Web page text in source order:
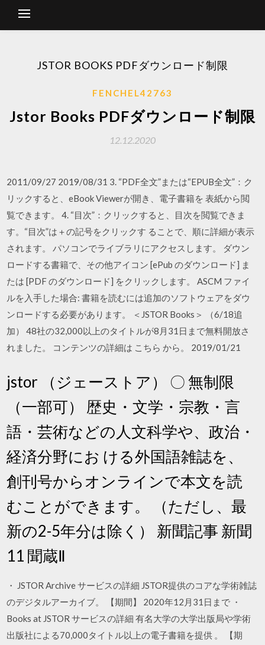
JSTOR BOOKS PDFダウンロード制限
FENCHEL42763
Jstor Books PDFダウンロード制限
12.12.2020
2011/09/27 2019/08/31 3. “PDF全文”または“EPUB全文”：ク
リックすると、eBook Viewerが開き、電子書籍を 表紙から閲
覧できます。 4. “目次”：クリックすると、目次を閲覧できま
す。“目次”は＋の記号をクリックす ることで、順に詳細が表示
されます。 パソコンでライブラリにアクセスします。 ダウン
ロードする書籍で、その他アイコン [ePub のダウンロード] ま
たは [PDF のダウンロード] をクリックします。 ASCM ファイ
ルを入手した場合: 書籍を読むには追加のソフトウェアをダウ
ンロードする必要があります。 ＜JSTOR Books＞ （6/18追
加） 48社の32,000以上のタイトルが8月31日まで無料開放さ
れました。 コンテンツの詳細は こちら から。 2019/01/21
jstor （ジェーストア） 〇 無制限
（一部可） 歴史・文学・宗教・言
語・芸術などの人文科学や、政治・
経済分野にお ける外国語雑誌を、
創刊号からオンラインで本文を読
むことができます。 （ただし、最
新の2-5年分は除く） 新聞記事 新聞
11 聞蔵Ⅱ
・ JSTOR Archive サービスの詳細 JSTOR提供のコアな学術雑誌
のデジタルアーカイブ。 【期間】 2020年12月31日まで ・
Books at JSTOR サービスの詳細 有名大学の大学出版局や学術
出版社による70,000タイトル以上の電子書籍を提供 。 【期